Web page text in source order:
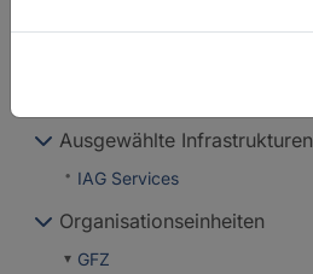
Ausgewählte Infrastrukturen
IAG Services
Organisationseinheiten
GFZ